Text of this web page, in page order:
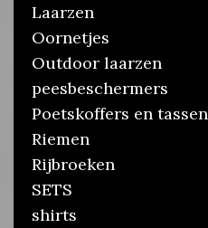
Laarzen
Oornetjes
Outdoor laarzen
peesbeschermers
Poetskoffers en tassen
Riemen
Rijbroeken
SETS
shirts